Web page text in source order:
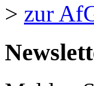
> zur